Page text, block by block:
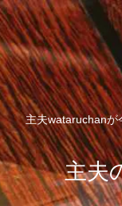
主夫wataruchanが
主夫